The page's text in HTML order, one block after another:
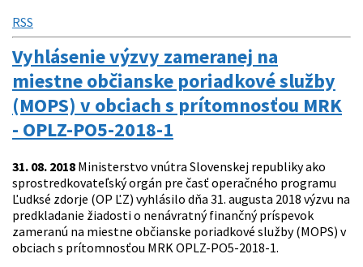
RSS
Vyhlásenie výzvy zameranej na
miestne občianske poriadkové služby
(MOPS) v obciach s prítomnosťou MRK
- OPLZ-PO5-2018-1
31. 08. 2018 Ministerstvo vnútra Slovenskej republiky ako
sprostredkovateľský orgán pre časť operačného programu
Ľudksé zdorje (OP ĽZ) vyhlásilo dňa 31. augusta 2018 výzvu na
predkladanie žiadosti o nenávratný finančný príspevok
zameranú na miestne občianske poriadkové služby (MOPS) v
obciach s prítomnosťou MRK OPLZ-PO5-2018-1.